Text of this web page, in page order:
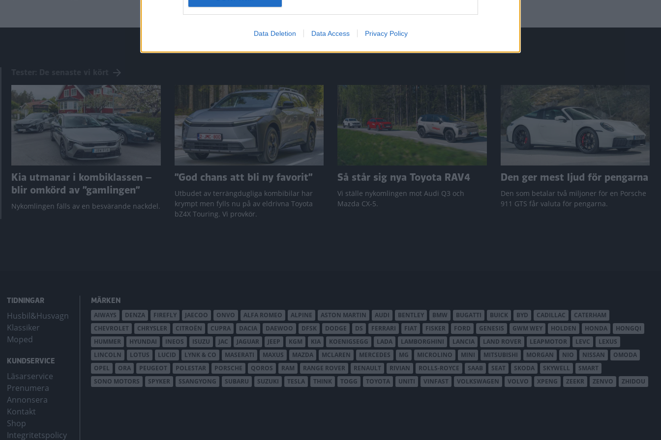
Data Deletion Data Access Privacy Policy
Kia utmanar i kombiklassen –
blir omkörd av ”gamlingen”
Nykomlingen fälls av en besvärande nackdel.
”God chans att bli ny favorit”
Utbudet av terrängdugliga kombibilar har
krympt men fylls nu på av eldrivna Toyota
bZ4X Touring. Vi provkör.
Så står sig nya Toyota RAV4
Vi ställe nykomlingen mot Audi Q3 och
Mazda CX-5.
Den ger mest ljud för pengarna
Den som betalar två miljoner för en Porsche
911 GTS får valuta för pengarna.
TIDNINGAR
Husbil&Husvagn
Klassiker
Moped
KUNDSERVICE
Läsarservice
Prenumera
Annonsera
Kontakt
Shop
Integritetspolicy
MÄRKEN
AIWAYS DENZA FIREFLY JAECOO ONVO ALFA ROMEO ALPINE ASTON MARTIN AUDI BENTLEY BMW BUGATTI BUICK BYD CADILLAC
CATERHAM
CHEVROLET
CHRYSLER CITROËN CUPRA DACIA DAEWOO DFSK DODGE DS FERRARI FIAT FISKER FORD GENESIS GWM WEY HOLDEN HONDA
HONGQI
HUMMER
HYUNDAI INEOS ISUZU JAC JAGUAR JEEP KGM KIA KOENIGSEGG LADA LAMBORGHINI LANCIA LAND ROVER LEAPMOTOR LEVC
LEXUS
LINCOLN
LOTUS LUCID LYNK & CO MASERATI MAXUS MAZDA MCLAREN MERCEDES MG MICROLINO MINI MITSUBISHI MORGAN NIO NISSAN
OMODA
OPEL
ORA PEUGEOT POLESTAR PORSCHE QOROS RAM RANGE ROVER RENAULT RIVIAN ROLLS-ROYCE SAAB SEAT SKODA SKYWELL
SMART
SONO MOTORS
SPYKER SSANGYONG SUBARU SUZUKI TESLA THINK TOGG TOYOTA UNITI VINFAST VOLKSWAGEN VOLVO XPENG ZEEKR ZENVO ZHIDOU